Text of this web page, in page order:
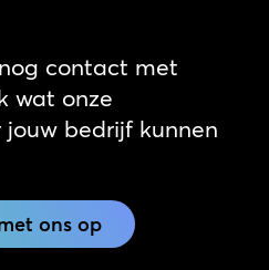
contact met
wat onze
jouw bedrijf kunnen
ons op